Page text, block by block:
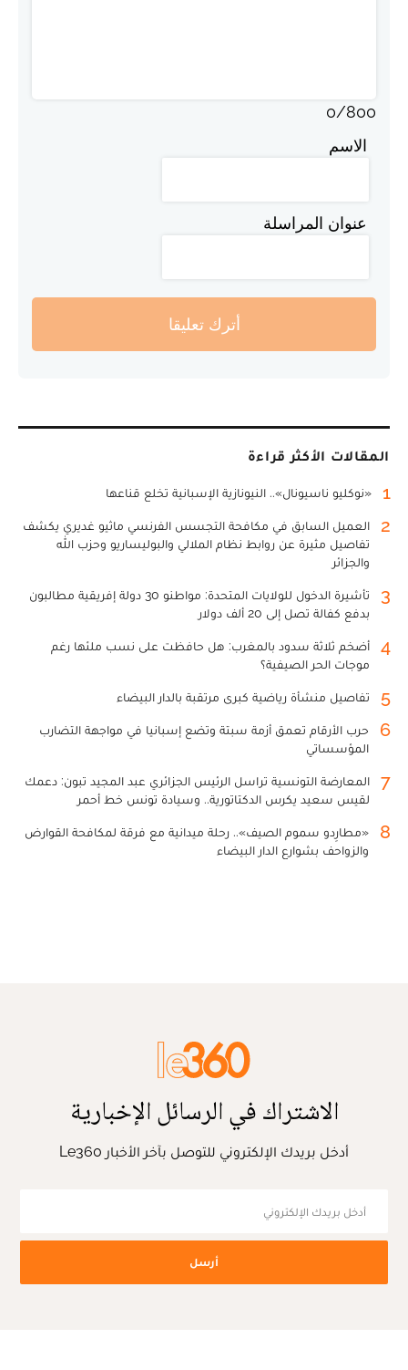
0/800
الاسم
عنوان المراسلة
أترك تعليقا
المقالات الأكثر قراءة
1 «نوكليو ناسيونال».. النيونازية الإسبانية تخلع قناعها
2
العميل السابق في مكافحة التجسس الفرنسي ماثيو غديري يكشف
تفاصيل مثيرة عن روابط نظام الملالي والبوليساريو وحزب الله
والجزائر
3
تأشيرة الدخول للولايات المتحدة: مواطنو 30 دولة إفريقية مطالبون
بدفع كفالة تصل إلى 20 ألف دولار
4
أضخم ثلاثة سدود بالمغرب: هل حافظت على نسب ملئها رغم
موجات الحر الصيفية؟
5 تفاصيل منشأة رياضية كبرى مرتقبة بالدار البيضاء
6
حرب الأرقام تعمق أزمة سبتة وتضع إسبانيا في مواجهة التضارب
المؤسساتي
7
المعارضة التونسية تراسل الرئيس الجزائري عبد المجيد تبون: دعمك
لقيس سعيد يكرس الدكتاتورية.. وسيادة تونس خط أحمر
8
«مطارِدو سموم الصيف».. رحلة ميدانية مع فرقة لمكافحة القوارض
والزواحف بشوارع الدار البيضاء
الاشتراك في الرسائل الإخبارية
أدخل بريدك الإلكتروني للتوصل بآخر الأخبار Le360
أرسل